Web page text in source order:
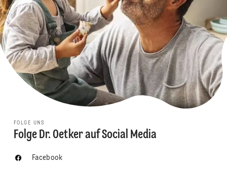
FOLGE UNS
Folge Dr. Oetker auf Social Media
Facebook